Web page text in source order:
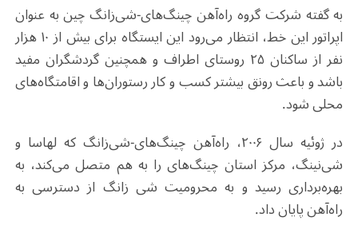
به گفته شرکت گروه راه‌آهن چینگ‌های-شی‌زانگ چین به عنوان
اپراتور این خط، انتظار می‌رود این ایستگاه برای بیش از ۱۰ هزار
نفر از ساکنان ۲۵ روستای اطراف و همچنین گردشگران مفید
باشد و باعث رونق بیشتر کسب و کار رستوران‌ها و اقامتگاه‌های
محلی شود.
در ژوئیه سال ۲۰۰۶، راه‌آهن چینگ‌های-شی‌زانگ که لهاسا و
شی‌نینگ، مرکز استان چینگ‌های را به هم متصل می‌کند، به
بهره‌برداری رسید و به محرومیت شی زانگ از دسترسی به
راه‌آهن پایان داد.